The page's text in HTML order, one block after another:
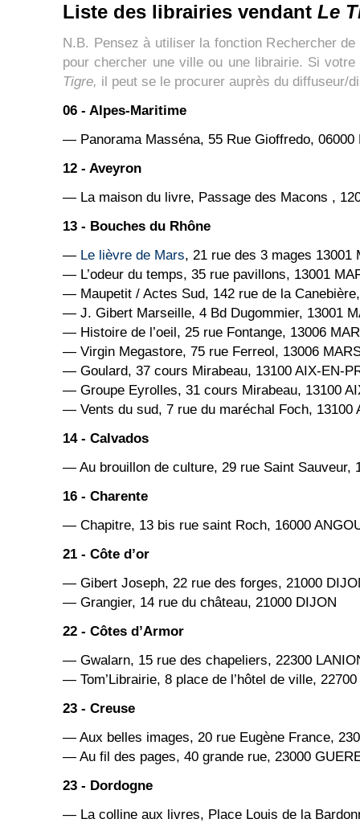
Liste des librairies vendant Le
N.B. Pensez à utiliser la fonction Rechercher
pour chercher une ville ou une librairie. Si
Tigre, il peut se le procurer auprès du diffuseur/
06 - Alpes-Maritime
— Panorama Masséna, 55 Rue Gioffredo, 06000
12 - Aveyron
— La maison du livre, Passage des Macons ,
13 - Bouches du Rhône
— Le lièvre de Mars, 21 rue des 3 mages 13001
— L’odeur du temps, 35 rue pavillons, 13001
— Maupetit / Actes Sud, 142 rue de la
— J. Gibert Marseille, 4 Bd Dugommier, 13001
— Histoire de l’oeil, 25 rue Fontange, 13006
— Virgin Megastore, 75 rue Ferreol, 13006
— Goulard, 37 cours Mirabeau, 13100 AIX-EN-
— Groupe Eyrolles, 31 cours Mirabeau, 13100
— Vents du sud, 7 rue du maréchal Foch, 13100
14 - Calvados
— Au brouillon de culture, 29 rue Saint Sauveur,
16 - Charente
— Chapitre, 13 bis rue saint Roch, 16000
21 - Côte d’or
— Gibert Joseph, 22 rue des forges, 21000
— Grangier, 14 rue du château, 21000 DIJON
22 - Côtes d’Armor
— Gwalarn, 15 rue des chapeliers, 22300
— Tom’Librairie, 8 place de l’hôtel de ville,
23 - Creuse
— Aux belles images, 20 rue Eugène France,
— Au fil des pages, 40 grande rue, 23000
23 - Dordogne
— La colline aux livres, Place Louis de la